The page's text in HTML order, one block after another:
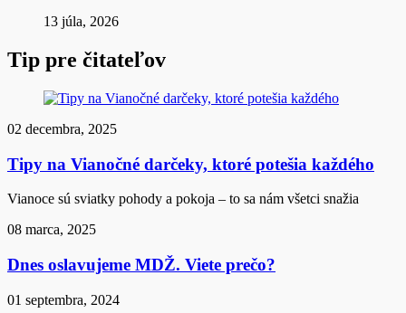
13 júla, 2026
Tip pre čitateľov
02 decembra, 2025
Tipy na Vianočné darčeky, ktoré potešia každého
Vianoce sú sviatky pohody a pokoja – to sa nám všetci snažia
08 marca, 2025
Dnes oslavujeme MDŽ. Viete prečo?
01 septembra, 2024